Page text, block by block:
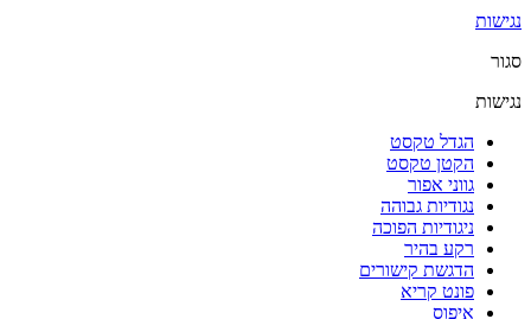
נגישות
סגור
נגישות
הגדל טקסט
הקטן טקסט
גווני אפור
נגודיות גבוהה
ניגודיות הפוכה
רקע בהיר
הדגשת קישורים
פונט קריא
איפוס